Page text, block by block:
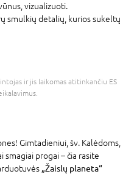
vizualizuoti.
smulkių detalių, kurios sukeltų
ir jis laikomas atitinkančiu ES
Gimtadieniui, šv. Kalėdoms,
smagiai progai – čia rasite
„Žaislų planeta“